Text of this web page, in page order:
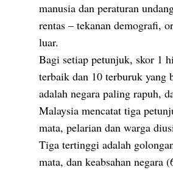
manusia dan peraturan
rentas – tekanan demografi,
luar.
Bagi setiap petunjuk, skor 1
terbaik dan 10 terburuk yang
adalah negara paling rapuh,
Malaysia mencatat tiga
mata, pelarian dan warga
Tiga tertinggi adalah
mata, dan keabsahan negara